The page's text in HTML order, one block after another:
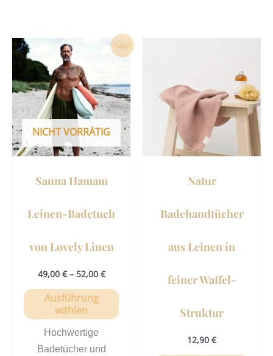
Sale!
NICHT VORRÄTIG
Sauna Hamam
Leinen-Badetuch
von Lovely Linen
49,00 €– 52,00 €
Ausführung
wählen
Dieses
Produkt
mehrere
Varianten
auf.
Die
Optionen
Produktseite
Hochwertige
Badetücher und
Natur
Badehandtücher
aus Leinen in
feiner Waffel-
Struktur
12,90 €